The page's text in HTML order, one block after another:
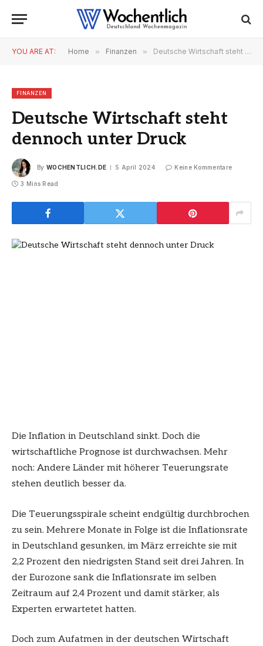
YOU ARE AT: Home » Finanzen » Deutsche Wirtschaft steht dennoch unter Druck
FINANZEN
Deutsche Wirtschaft steht
dennoch unter Druck
By WOCHENTLICH.DE 5 April 2024 Keine Kommentare
3 Mins Read
Die Inflation in Deutschland sinkt. Doch die
wirtschaftliche Prognose ist durchwachsen. Mehr
noch: Andere Länder mit höherer Teuerungsrate
stehen deutlich besser da.
Die Teuerungsspirale scheint endgültig durchbrochen
zu sein. Mehrere Monate in Folge ist die Inflationsrate
in Deutschland gesunken, im März erreichte sie mit
2,2 Prozent den niedrigsten Stand seit drei Jahren. In
der Eurozone sank die Inflationsrate im selben
Zeitraum auf 2,4 Prozent und damit stärker, als
Experten erwartetet hatten.
Doch zum Aufatmen in der deutschen Wirtschaft